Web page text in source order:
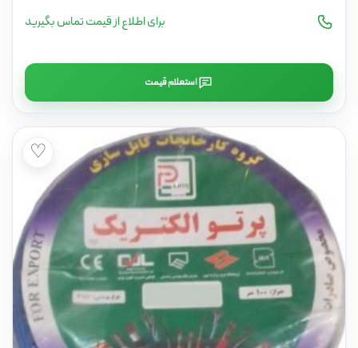
برای اطلاع از قیمت تماس بگیرید
استعلام قیمت
♡